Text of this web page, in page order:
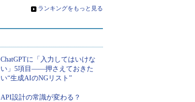
» ランキングをもっと見る
ChatGPTに「入力してはいけな
い」5項目――押さえておきた
い“生成AIのNGリスト”
API設計の常識が変わる？